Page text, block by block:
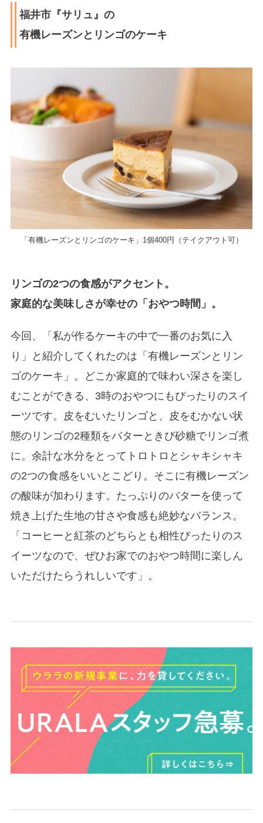
福井市『サリュ』の
有機レーズンとリンゴのケーキ
「有機レーズンとリンゴのケーキ」1個400円（テイクアウト可）
リンゴの2つの食感がアクセント。
家庭的な美味しさが幸せの「おやつ時間」。
今回、「私が作るケーキの中で一番のお気に入
り」と紹介してくれたのは「有機レーズンとリン
ゴのケーキ」。どこか家庭的で味わい深さを楽し
むことができる、3時のおやつにもぴったりのスイ
ーツです。皮をむいたリンゴと、皮をむかない状
態のリンゴの2種類をバターときび砂糖でリンゴ煮
に。余計な水分をとってトロトロとシャキシャキ
の2つの食感をいいとこどり。そこに有機レーズン
の酸味が加わります。たっぷりのバターを使って
焼き上げた生地の甘さや食感も絶妙なバランス。
「コーヒーと紅茶のどちらとも相性ぴったりのス
イーツなので、ぜひお家でのおやつ時間に楽しん
いただけたらうれしいです」。